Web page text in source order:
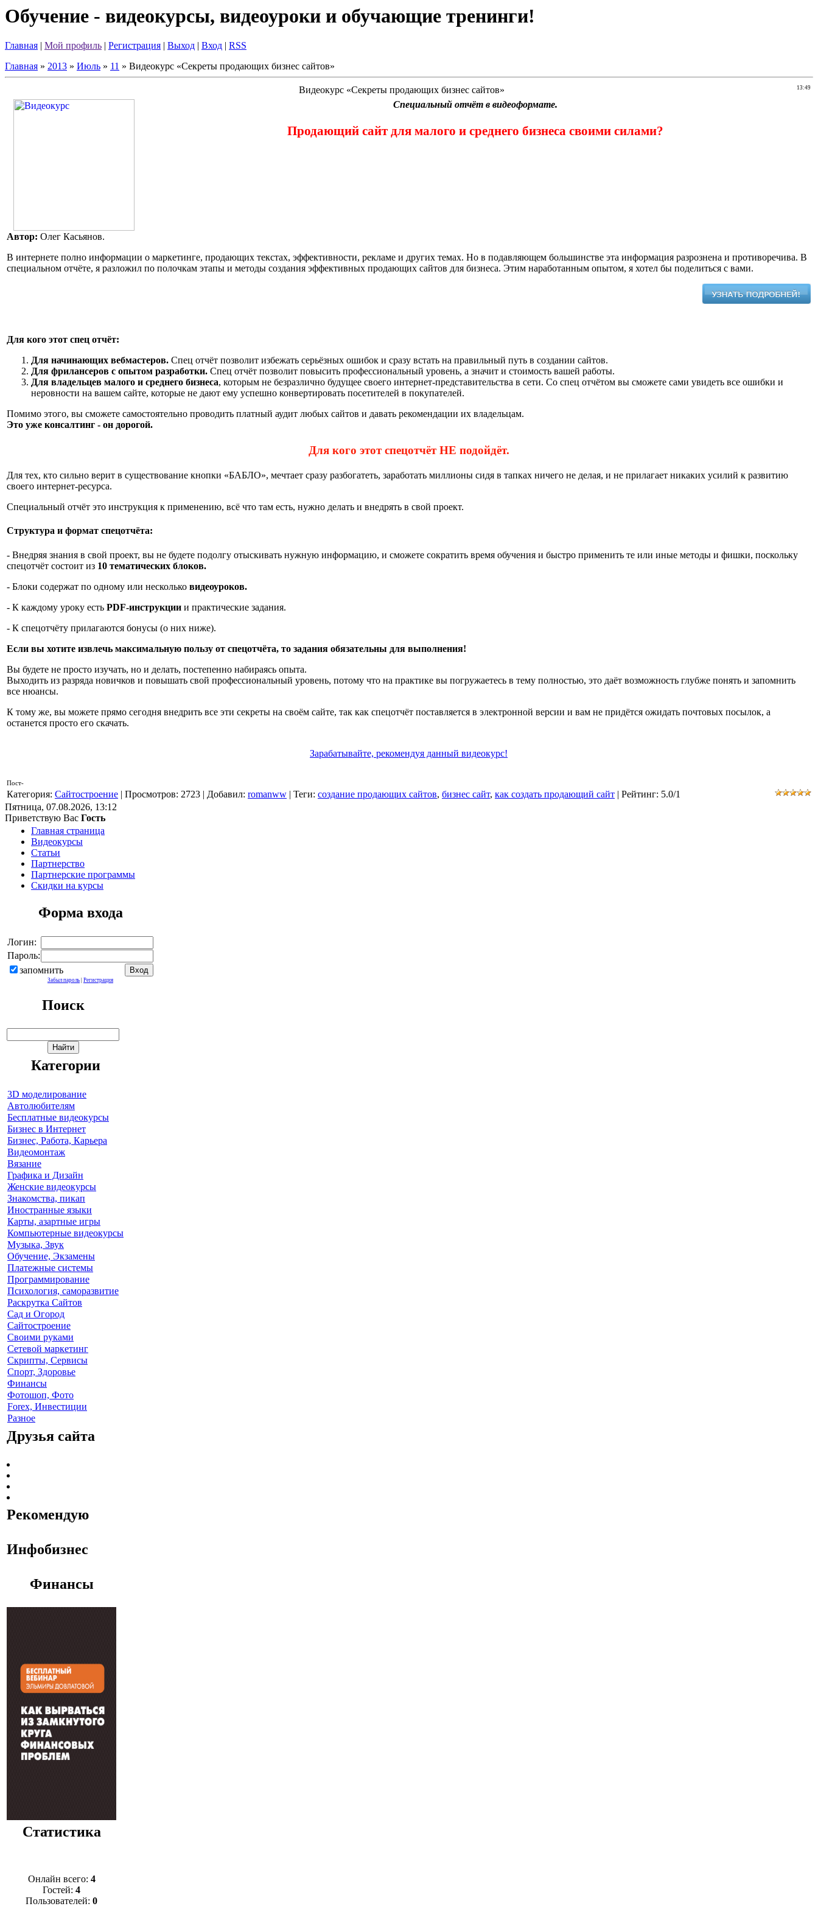
Обучение - видеокурсы, видеоуроки и обучающие тренинги!
Главная | Мой профиль | Регистрация | Выход | Вход | RSS
Главная » 2013 » Июль » 11 » Видеокурс «Секреты продающих бизнес сайтов»
13:49
Видеокурс «Секреты продающих бизнес сайтов»
Специальный отчёт в видеоформате.
Продающий сайт для малого и среднего бизнеса своими силами?
Автор: Олег Касьянов.
В интернете полно информации о маркетинге, продающих текстах, эффективности, рекламе и других темах. Но в подавляющем большинстве эта информация разрознена и противоречива. В
специальном отчёте, я разложил по полочкам этапы и методы создания эффективных продающих сайтов для бизнеса. Этим наработанным опытом, я хотел бы поделиться с вами.
Для кого этот спец отчёт:
Для начинающих вебмастеров. Спец отчёт позволит избежать серьёзных ошибок и сразу встать на правильный путь в создании сайтов.
Для фрилансеров с опытом разработки. Спец отчёт позволит повысить профессиональный уровень, а значит и стоимость вашей работы.
Для владельцев малого и среднего бизнеса, которым не безразлично будущее своего интернет-представительства в сети. Со спец отчётом вы сможете сами увидеть все ошибки и
неровности на вашем сайте, которые не дают ему успешно конвертировать посетителей в покупателей.
Помимо этого, вы сможете самостоятельно проводить платный аудит любых сайтов и давать рекомендации их владельцам.
Это уже консалтинг - он дорогой.
Для кого этот спецотчёт НЕ подойдёт.
Для тех, кто сильно верит в существование кнопки «БАБЛО», мечтает сразу разбогатеть, заработать миллионы сидя в тапках ничего не делая, и не прилагает никаких усилий к развитию
своего интернет-ресурса.
Специальный отчёт это инструкция к применению, всё что там есть, нужно делать и внедрять в свой проект.
Структура и формат спецотчёта:
- Внедряя знания в свой проект, вы не будете подолгу отыскивать нужную информацию, и сможете сократить время обучения и быстро применить те или иные методы и фишки, поскольку
спецотчёт состоит из 10 тематических блоков.
- Блоки содержат по одному или несколько видеоуроков.
- К каждому уроку есть PDF-инструкции и практические задания.
- К спецотчёту прилагаются бонусы (о них ниже).
Если вы хотите извлечь максимальную пользу от спецотчёта, то задания обязательны для выполнения!
Вы будете не просто изучать, но и делать, постепенно набираясь опыта.
Выходить из разряда новичков и повышать свой профессиональный уровень, потому что на практике вы погружаетесь в тему полностью, это даёт возможность глубже понять и запомнить
все нюансы.
К тому же, вы можете прямо сегодня внедрить все эти секреты на своём сайте, так как спецотчёт поставляется в электронной версии и вам не придётся ожидать почтовых посылок, а
останется просто его скачать.
Зарабатывайте, рекомендуя данный видеокурс!
Пост-
Категория: Сайтостроение | Просмотров: 2723 | Добавил: romanww | Теги: создание продающих сайтов, бизнес сайт, как создать продающий сайт | Рейтинг: 5.0/1
Пятница, 07.08.2026, 13:12
Приветствую Вас Гость
Главная страница
Видеокурсы
Статьи
Партнерство
Партнерские программы
Скидки на курсы
Форма входа
Логин:
Пароль:
запомнить
Забыл пароль Регистрация
Поиск
Категории
3D моделирование
Автолюбителям
Бесплатные видеокурсы
Бизнес в Интернет
Бизнес, Работа, Карьера
Видеомонтаж
Вязание
Графика и Дизайн
Женские видеокурсы
Знакомства, пикап
Иностранные языки
Карты, азартные игры
Компьютерные видеокурсы
Музыка, Звук
Обучение, Экзамены
Платежные системы
Программирование
Психология, саморазвитие
Раскрутка Сайтов
Cад и Огород
Сайтостроение
Своими руками
Сетевой маркетинг
Скрипты, Сервисы
Спорт, Здоровье
Финансы
Фотошоп, Фото
Forex, Инвестиции
Разное
Друзья сайта
Рекомендую
Инфобизнес
Финансы
Статистика
Онлайн всего: 4
Гостей: 4
Пользователей: 0